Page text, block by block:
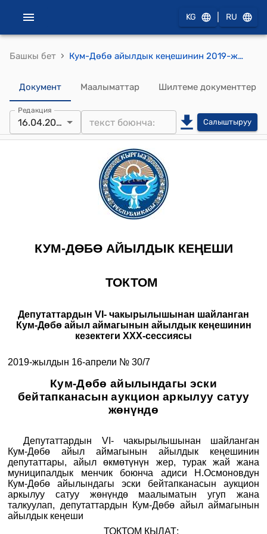
KG RU
Башкы бет › Кум-Дөбө айылдык кеңешинин 2019-жылдын 16-апрелиндеги № 30/7 "Кум-Дөбө айылындагы эски бейтапканасын аукцион аркылуу сатуу жөнүндө" токтому
Документ Маалыматтар Шилтеме документтер
Редакция
16.04.2019 Салыштыруу